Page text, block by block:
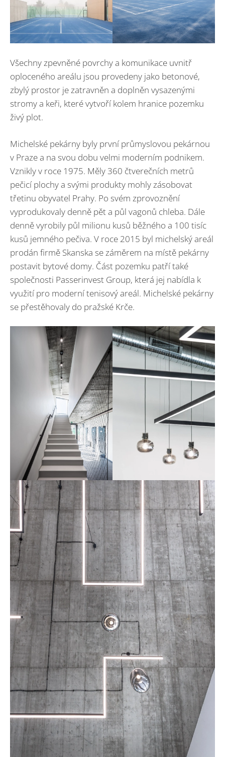
Všechny zpevněné povrchy a komunikace uvnitř
oploceného areálu jsou provedeny jako betonové,
zbylý prostor je zatravněn a doplněn vysazenými
stromy a keři, které vytvoří kolem hranice pozemku
živý plot.
Michelské pekárny byly první průmyslovou pekárnou
v Praze a na svou dobu velmi moderním podnikem.
Vznikly v roce 1975. Měly 360 čtverečních metrů
pečicí plochy a svými produkty mohly zásobovat
třetinu obyvatel Prahy. Po svém zprovoznění
vyprodukovaly denně pět a půl vagonů chleba. Dále
denně vyrobily půl milionu kusů běžného a 100 tisíc
kusů jemného pečiva. V roce 2015 byl michelský areál
prodán firmě Skanska se záměrem na místě pekárny
postavit bytové domy. Část pozemku patří také
společnosti Passerinvest Group, která jej nabídla k
využití pro moderní tenisový areál. Michelské pekárny
se přestěhovaly do pražské Krče.